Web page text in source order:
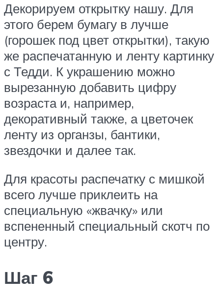
Декорируем открытку нашу. Для
этого берем бумагу в лучше
(горошек под цвет открытки), такую
же распечатанную и ленту картинку
с Тедди. К украшению можно
вырезанную добавить цифру
возраста и, например,
декоративный также, а цветочек
ленту из органзы, бантики,
звездочки и далее так.
Для красоты распечатку с мишкой
всего лучше приклеить на
специальную «жвачку» или
вспененный специальный скотч по
центру.
Шаг 6